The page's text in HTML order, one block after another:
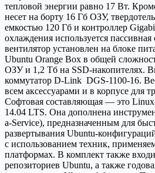
тепловой энергии равно 17 Вт.
несет на борту 16 Гб ОЗУ,
емкостью 120 Гб и контроллер
охлаждения используется
вентилятор установлен на блоке
Ubuntu Orange Box в общей
ОЗУ и 1,2 Тб на SSD-накопителях.
коммутатор D-Link DGS-1100-16.
всем аксессуарами и в корпусе для
Софтовая составляющая — это
14.04 LTS. Она дополнена
a-Service), предназначенным для
развертывания Ubuntu-
с использованием техник,
платформах. В комплект также
репозиториев Ubuntu, а также